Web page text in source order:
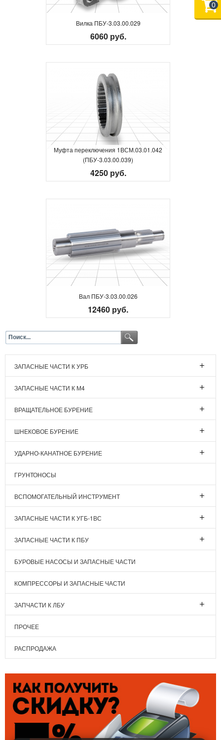
Вилка ПБУ-3.03.00.029
6060 руб.
Муфта переключения 1ВСМ.03.01.042
(ПБУ-3.03.00.039)
4250 руб.
Вал ПБУ-3.03.00.026
12460 руб.
ЗАПАСНЫЕ ЧАСТИ К УРБ
ЗАПАСНЫЕ ЧАСТИ К М4
ВРАЩАТЕЛЬНОЕ БУРЕНИЕ
ШНЕКОВОЕ БУРЕНИЕ
УДАРНО-КАНАТНОЕ БУРЕНИЕ
ГРУНТОНОСЫ
ВСПОМОГАТЕЛЬНЫЙ ИНСТРУМЕНТ
ЗАПАСНЫЕ ЧАСТИ К УГБ-1ВС
ЗАПАСНЫЕ ЧАСТИ К ПБУ
БУРОВЫЕ НАСОСЫ И ЗАПАСНЫЕ ЧАСТИ
КОМПРЕССОРЫ И ЗАПАСНЫЕ ЧАСТИ
ЗАПЧАСТИ К ЛБУ
ПРОЧЕЕ
РАСПРОДАЖА
0